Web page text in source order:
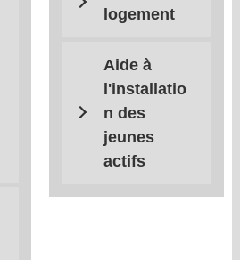
logement
Aide à
l'installatio
n des
jeunes
actifs